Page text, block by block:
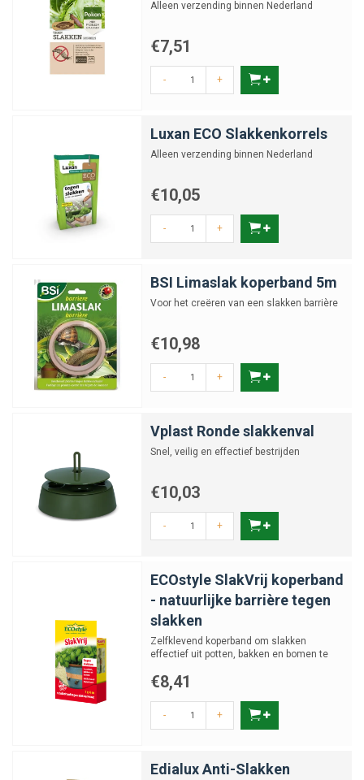
Alleen verzending binnen Nederland
€7,51
- +
Luxan ECO Slakkenkorrels
Alleen verzending binnen Nederland
€10,05
- +
BSI Limaslak koperband 5m
Voor het creëren van een slakken barrière
€10,98
- +
Vplast Ronde slakkenval
Snel, veilig en effectief bestrijden
€10,03
- +
ECOstyle SlakVrij koperband
- natuurlijke barrière tegen
slakken
Zelfklevend koperband om slakken
effectief uit potten, bakken en bomen te
€8,41
- +
Edialux Anti-Slakken